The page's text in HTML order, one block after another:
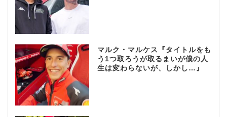
マルク・マルケス『タイトルをも
う1つ取ろうが取るまいが僕の人
生は変わらないが、しかし…』